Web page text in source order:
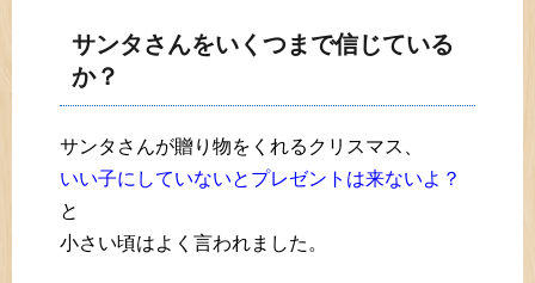
サンタさんをいくつまで信じている
か？
サンタさんが贈り物をくれるクリスマス、
いい子にしていないとプレゼントは来ないよ？
と
小さい頃はよく言われました。